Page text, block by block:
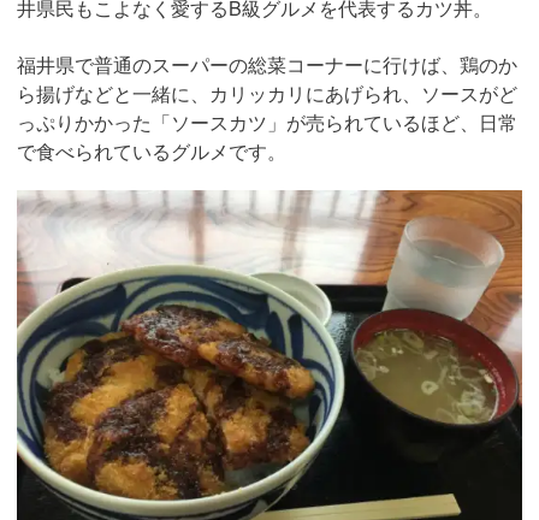
井県民もこよなく愛するB級グルメを代表するカツ丼。
福井県で普通のスーパーの総菜コーナーに行けば、鶏のか
ら揚げなどと一緒に、カリッカリにあげられ、ソースがど
っぷりかかった「ソースカツ」が売られているほど、日常
で食べられているグルメです。